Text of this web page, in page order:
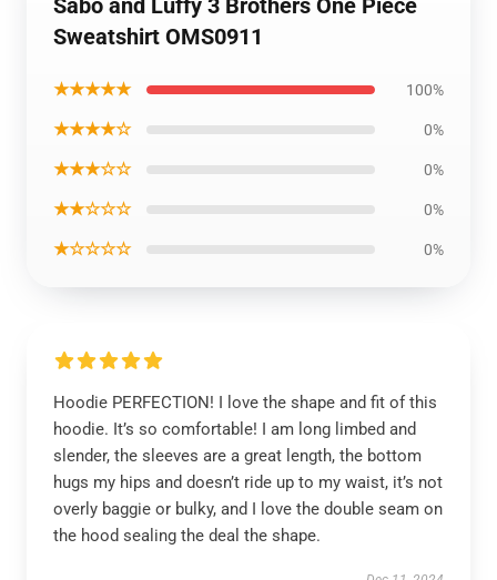
Sabo and Luffy 3 Brothers One Piece
Sweatshirt OMS0911
★★★★★ 100%
★★★★☆ 0%
★★★☆☆ 0%
★★☆☆☆ 0%
★☆☆☆☆ 0%
Hoodie PERFECTION! I love the shape and fit of this
hoodie. It’s so comfortable! I am long limbed and
slender, the sleeves are a great length, the bottom
hugs my hips and doesn’t ride up to my waist, it’s not
overly baggie or bulky, and I love the double seam on
the hood sealing the deal the shape.